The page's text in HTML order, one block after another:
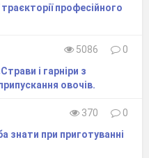
професійного
5086
0
і гарніри з
овочів.
370
0
при приготуванні